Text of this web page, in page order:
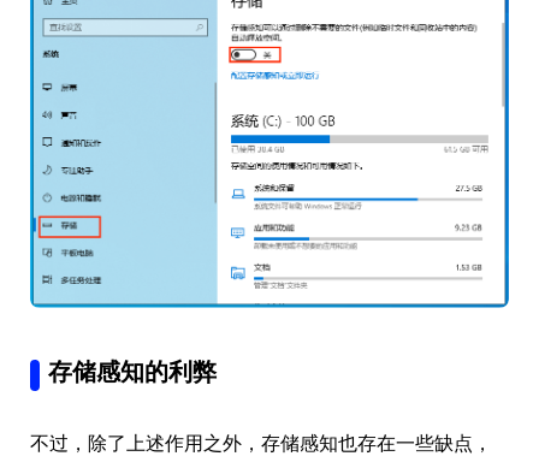
存储感知的利弊
不过，除了上述作用之外，存储感知也存在一些缺点，